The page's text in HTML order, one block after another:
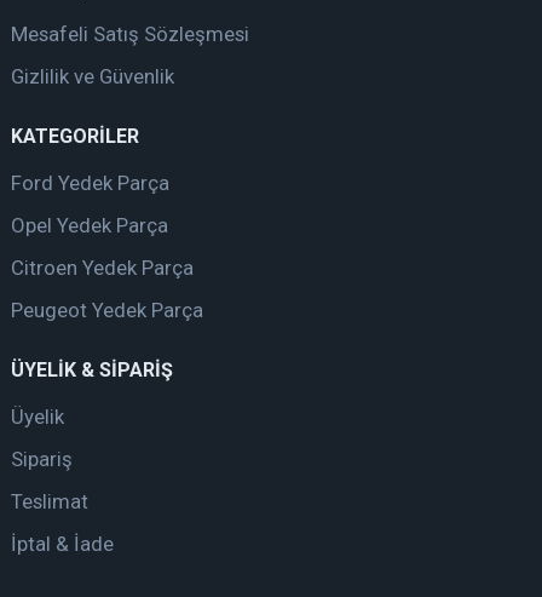
Mesafeli Satış Sözleşmesi
Gizlilik ve Güvenlik
KATEGORİLER
Ford Yedek Parça
Opel Yedek Parça
Citroen Yedek Parça
Peugeot Yedek Parça
ÜYELİK & SİPARİŞ
Üyelik
Sipariş
Teslimat
İptal & İade